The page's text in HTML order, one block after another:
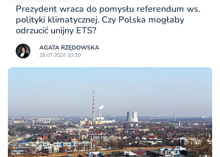
Prezydent wraca do pomysłu referendum ws.
polityki klimatycznej. Czy Polska mogłaby
odrzucić unijny ETS?
AGATA RZĘDOWSKA
28.07.2026 10:10